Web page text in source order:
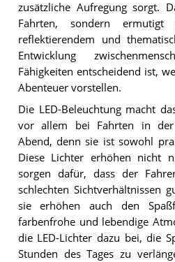
zusätzliche Aufregung sorgt.
Fahrten, sondern
reflektierendem und
Entwicklung
Fähigkeiten entscheidend ist,
Abenteuer vorstellen.
Die LED-Beleuchtung macht
vor allem bei Fahrten in
Abend, denn sie ist sowohl
Diese Lichter erhöhen nicht
sorgen dafür, dass der
schlechten Sichtverhältnissen
sie erhöhen auch den
farbenfrohe und lebendige
die LED-Lichter dazu bei, die
Stunden des Tages zu